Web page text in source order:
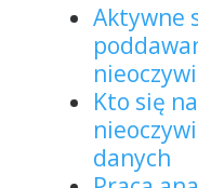
Aktywne
Kto się
danych